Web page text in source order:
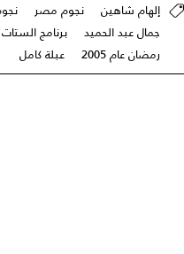
إلهام شاهين نجوم مصر
جمال عبد الحميد
برنامج الستات
رمضان عام 2005
عبلة كامل